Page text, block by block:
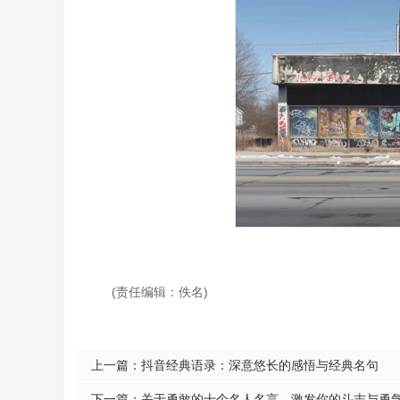
(责任编辑：佚名)
上一篇： 抖音经典语录：深意悠长的感悟与经典名句